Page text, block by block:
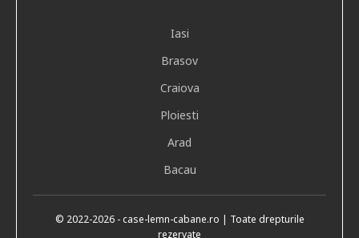
Iasi
Brasov
Craiova
Ploiesti
Arad
Bacau
© 2022-2026- case-lemn-cabane.ro | Toate drepturile
rezervate